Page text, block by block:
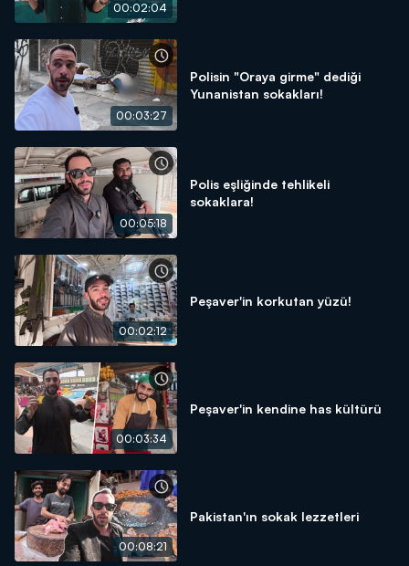
00:02:04
00:03:27
Polisin "Oraya girme" dediği
Yunanistan sokakları!
00:05:18
Polis eşliğinde tehlikeli
sokaklara!
00:02:12
Peşaver'in korkutan yüzü!
00:03:34
Peşaver'in kendine has kültürü
00:08:21
Pakistan'ın sokak lezzetleri